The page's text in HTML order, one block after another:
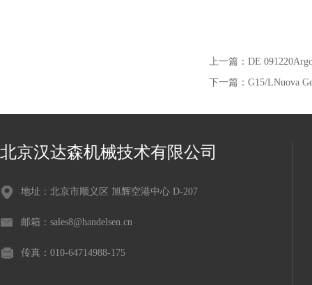
上一篇： DE
下一篇： G15/LNuova
北京汉达森机械技术有限公司
地址：北京市顺义区 旭辉空港中心 D-207
邮箱：sales8@handelsen.cn
传真：010-64714988-175